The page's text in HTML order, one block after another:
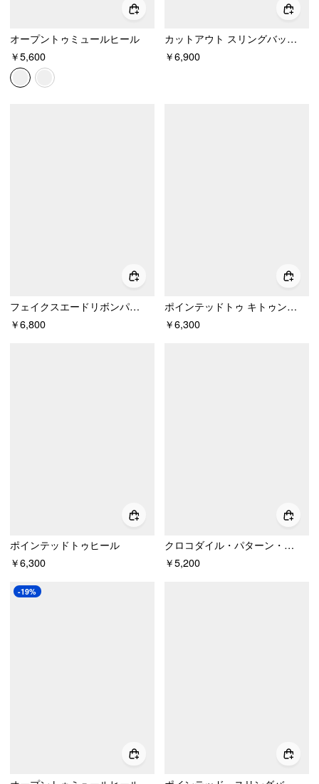
オープントゥミュールヒール
￥5,600
カットアウト スリングバック キトゥン ヒール
￥6,900
フェイクスエードリボンパンプス ポインテッドトゥローヒール
￥6,800
ポインテッドトゥ キトゥンヒール
￥6,300
ポインテッドトゥヒール
￥6,300
クロコダイル・パターン・ポインテッド・トゥ・スリングバック・フラットシューズ
￥5,200
-19%